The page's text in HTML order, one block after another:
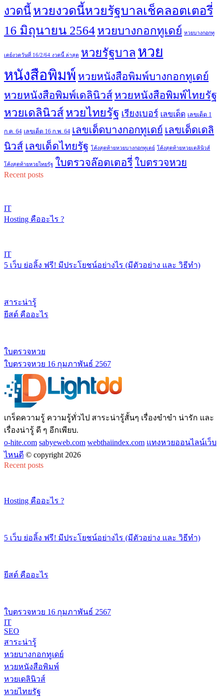
งวดนี้หวยงวดนี้หวยรัฐบาลเช็คลอตเตอรี่
16 มิถุนายน 2564 หวยบางกอกทูเดย์ หวยบางกอกทู
เดย์งวดวันที่ 16/2/64 งวดนี้ ล่าสุด หวยรัฐบาล หวย
หนังสือพิมพ์ หวยหนังสือพิมพ์บางกอกทูเดย์
หวยหนังสือพิมพ์เดลินิวส์ หวยหนังสือพิมพ์ไทยรัฐ
หวยเดลินิวส์ หวยไทยรัฐ เรียงเบอร์ เลขเด็ด เลขเด็ด 1
ก.ค. 64 เลขเด็ด 16 ก.พ. 64 เลขเด็ดบางกอกทูเดย์ เลขเด็ดเดลิ
นิวส์ เลขเด็ดไทยรัฐ โค้งสุดท้ายหวยบางกอกทูเดย์ โค้งสุดท้ายหวยเดลินิวส์
โค้งสุดท้ายหวยไทยรัฐ ใบตรวจล๊อตเตอรี่ใบตรวจหวย
Recent posts
IT
Hosting คืออะไร ?
IT
5 เว็บ ย่อลิ้ง ฟรี! มีประโยชน์อย่างไร (มีตัวอย่าง และ วิธีทำ)
สาระน่ารู้
ยีสต์ คืออะไร
ใบตรวจหวย
ใบตรวจหวย 16 กุมภาพันธ์ 2567
เกร็ดความรู้ ความรู้ทั่วไป สาระน่ารู้สั้นๆ เรื่องขำขำ น่ารัก และ
เรื่องน่ารู้ ดี ๆ อีกเพียบ.
o-hite.com sabyeweb.com webthaiindex.com แทงหวยออนไลน์เว็บ
ไหนดี © copyright 2026
Recent posts
Hosting คืออะไร ?
5 เว็บ ย่อลิ้ง ฟรี! มีประโยชน์อย่างไร (มีตัวอย่าง และ วิธีทำ)
ยีสต์ คืออะไร
ใบตรวจหวย 16 กุมภาพันธ์ 2567
IT
SEO
สาระน่ารู้
หวยบางกอกทูเดย์
หวยหนังสือพิมพ์
หวยเดลินิวส์
หวยไทยรัฐ